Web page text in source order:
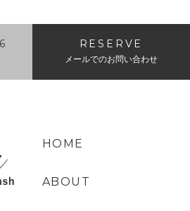
RESERVE
メールでのお問い合わせ
HOME
ABOUT